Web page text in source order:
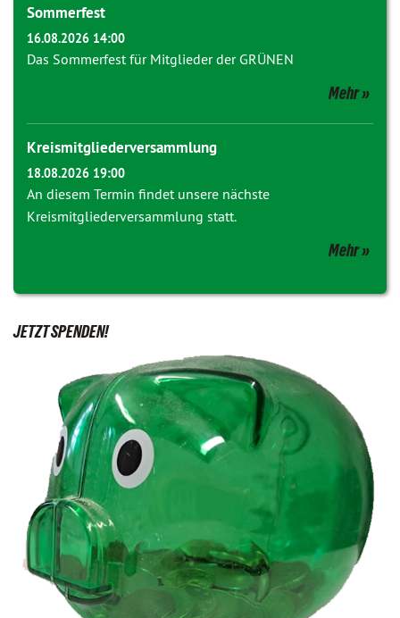
Sommerfest
16.08.2026 14:00
Das Sommerfest für Mitglieder der GRÜNEN
Mehr
Kreismitgliederversammlung
18.08.2026 19:00
An diesem Termin findet unsere nächste
Kreismitgliederversammlung statt.
Mehr
JETZT SPENDEN!